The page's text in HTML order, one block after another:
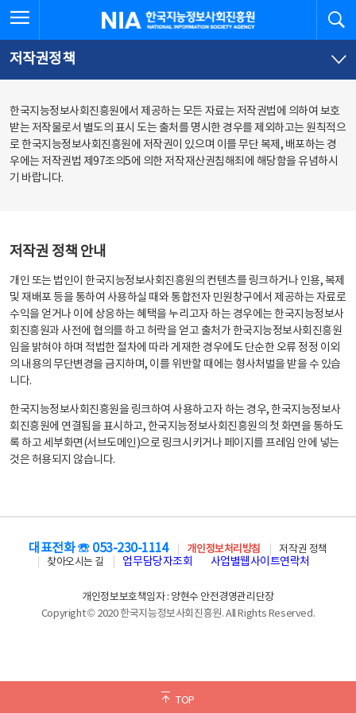
문
로
가
체
뉴
바
가
한국지능정보사회진흥원
저작권정책
한국지능정보사회진흥원에서 제공하는 모든 자료는 저작권법에 의하여 보호
받는 저작물로서 별도의 표시 도는 출처를 명시한 경우를 제외하고는 원칙적으
로 한국지능정보사회진흥원에 저작권이 있으며 이를 무단 복제, 배포하는 경
우에는 저작권법 제97조의5에 의한 저작재산권침해죄에 해당함을 유념하시
기 바랍니다.
저작권 정책 안내
개인 또는 법인이 한국지능정보사회진흥원의 컨텐츠를 링크하거나 인용, 복제
및 재배포 등을 통하여 사용하실 때와 통합전자 민원창구에서 제공하는 자료로
수익을 얻거나 이에 상응하는 혜택을 누리고자 하는 경우에는 한국지능정보사
회진흥원과 사전에 협의를 하고 허락을 얻고 출처가 한국지능정보사회진흥원
임을 밝혀야 하며 적법한 절차에 따라 게재한 경우에도 단순한 오류 정정 이외
의 내용의 무단변경을 금지하며, 이를 위반할 때에는 형사처벌을 받을 수 있습
니다.
한국지능정보사회진흥원을 링크하여 사용하고자 하는 경우, 한국지능정보사
회진흥원에 연결됨을 표시하고, 한국지능정보사회진흥원의 첫 화면을 통하도
록 하고 세부화면(서브도메인)으로 링크시키거나 페이지를 프레임 안에 넣는
것은 허용되지 않습니다.
TOP
대표전화 ☏ 053-230-1114 개인정보처리방침
저작권 정책
찾아오시는 길
업무담당자조회 사업별웹사이트연락처
개인정보보호책임자 : 양현수 안전경영관리단장
Copyright © 2020 한국지능정보사회진흥원. All Rights Reserved.